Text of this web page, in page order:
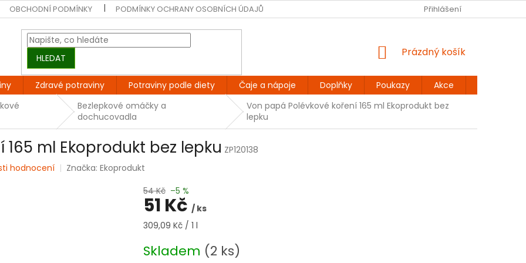
OBCHODNÍ PODMÍNKY PODMÍNKY OCHRANY OSOBNÍCH ÚDAJŮ KONTAKT DOPRAVA A PLATBA
Přihlášení
HLEDAT
NÁKUPNÍ
Prázdný košík
Zdravé potraviny Potraviny podle diety Čaje a nápoje Doplňky Poukazy Akce
Bezlepkové omáčky a
dochucovadla
Von papá Polévkové koření 165 ml Ekoprodukt bez
lepku
ml Ekoprodukt bez lepku ZP120138
hodnocení Značka: Ekoprodukt
54 Kč –5 %
51 Kč / ks
Měrná
309,09 Kč / 1 l
Skladem (2 ks)